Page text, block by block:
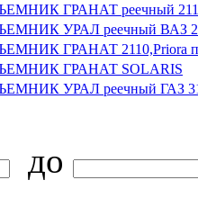
ГРАНАТ реечный
УРАЛ реечный ВАЗ
ГРАНАТ 2110,Priora
ГРАНАТ SOLARIS
УРАЛ реечный ГАЗ
до